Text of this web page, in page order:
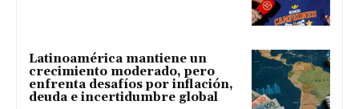
Latinoamérica mantiene un
crecimiento moderado, pero
enfrenta desafíos por inflación,
deuda e incertidumbre global